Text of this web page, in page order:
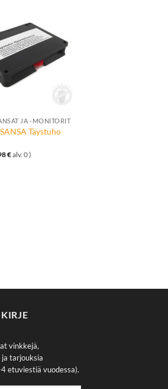
Lisää
toivelistalle
JA -MONITORIT
Täystuho
€alv. 0 )
vinkkejä,
tarjouksia
etuviestiä vuodessa).